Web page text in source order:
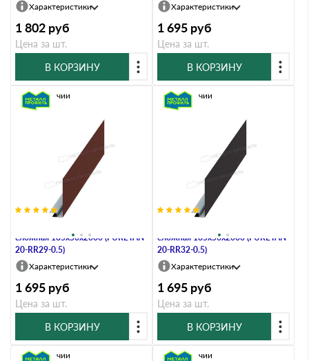
Характеристики
1 802 руб
Цена за шт.
В КОРЗИНУ
Характеристики
1 695 руб
Цена за шт.
В КОРЗИНУ
сложная 185х50х2000 (PURETAN-
20-RR29-0.5)
В наличии
Характеристики
1 695 руб
Цена за шт.
В КОРЗИНУ
сложная 185х50х2000 (PURETAN-
20-RR32-0.5)
В наличии
Характеристики
1 695 руб
Цена за шт.
В КОРЗИНУ
В наличии В наличии